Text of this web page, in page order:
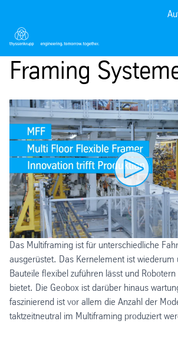
Framing
Das Multiframing ist für unterschiedliche
ausgerüstet. Das Kernelement ist wiederum
Bauteile flexibel zuführen lässt und
bietet. Die Geobox ist darüber hinaus
faszinierend ist vor allem die Anzahl der
taktzeitneutral im Multiframing produziert